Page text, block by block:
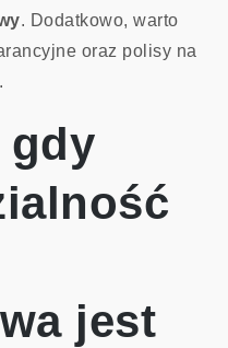
. Dodatkowo, warto
oraz polisy na
gdy
jest